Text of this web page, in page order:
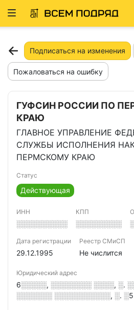
Развернуть
Подписаться на изменения
Пожаловаться на ошибку
ГУФСИН РОССИИ ПО
КРАЮ
ГЛАВНОЕ УПРАВЛЕНИЕ
СЛУЖБЫ ИСПОЛНЕНИЯ
ПЕРМСКОМУ КРАЮ
Статус
Действующая
ИНН
░░░░░░░░░░
КПП
░░░░░░░░░
Дата регистрации
29.12.1995
Реестр СМиСП
Не числится
Юридический адрес
6░░░░░, ░░░░░░░░ ░░░░, ░.
░░░░░░░ ░░░░░░░░░░░, ░. ░5